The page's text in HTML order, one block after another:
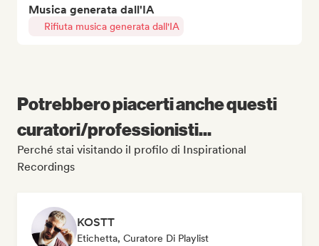
Musica generata dall'IA
Rifiuta musica generata dall'IA
Potrebbero piacerti anche questi
curatori/professionisti...
Perché stai visitando il profilo di Inspirational
Recordings
KOSTT
Etichetta, Curatore Di Playlist